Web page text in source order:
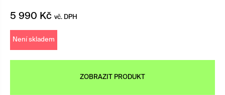
5 990 Kč vč. DPH
Není skladem
ZOBRAZIT PRODUKT